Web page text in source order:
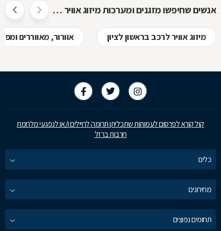
אנשים שחיפשו מזגנים ומערכות מיזוג אוויר חיפשו גם
מיזוג אוויר לרכב בראשון לציון אוורור, מאווררים
קול קורא לפרסום לעמותות שתכליתן תרומה לחיילים ו/או לנפגעי מלחמת
חרבות ברזל
כלים
מחירונים
תחומים נפוצים